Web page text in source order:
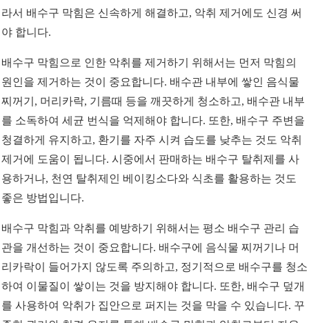
라서 배수구 막힘은 신속하게 해결하고, 악취 제거에도 신경 써
야 합니다.
배수구 막힘으로 인한 악취를 제거하기 위해서는 먼저 막힘의
원인을 제거하는 것이 중요합니다. 배수관 내부에 쌓인 음식물
찌꺼기, 머리카락, 기름때 등을 깨끗하게 청소하고, 배수관 내부
를 소독하여 세균 번식을 억제해야 합니다. 또한, 배수구 주변을
청결하게 유지하고, 환기를 자주 시켜 습도를 낮추는 것도 악취
제거에 도움이 됩니다. 시중에서 판매하는 배수구 탈취제를 사
용하거나, 천연 탈취제인 베이킹소다와 식초를 활용하는 것도
좋은 방법입니다.
배수구 막힘과 악취를 예방하기 위해서는 평소 배수구 관리 습
관을 개선하는 것이 중요합니다. 배수구에 음식물 찌꺼기나 머
리카락이 들어가지 않도록 주의하고, 정기적으로 배수구를 청소
하여 이물질이 쌓이는 것을 방지해야 합니다. 또한, 배수구 덮개
를 사용하여 악취가 집안으로 퍼지는 것을 막을 수 있습니다. 꾸